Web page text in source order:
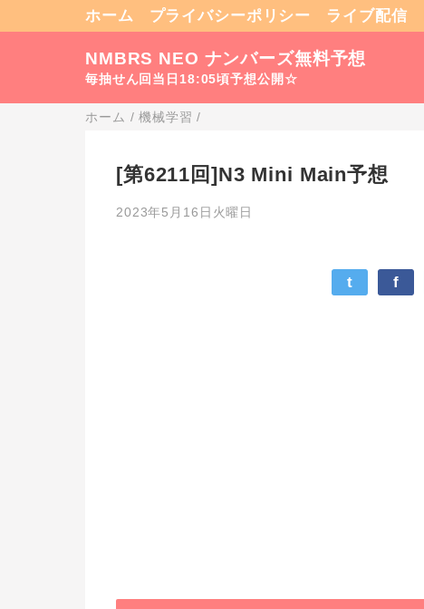
ホーム プライバシーポリシー ライブ配信
NMBRS NEO ナンバーズ無料予想
毎抽せん回当日18:05頃予想公開☆
ホーム /機械学習 /
[第6211回]N3 Mini Main予想
2023年5月16日火曜日
t f